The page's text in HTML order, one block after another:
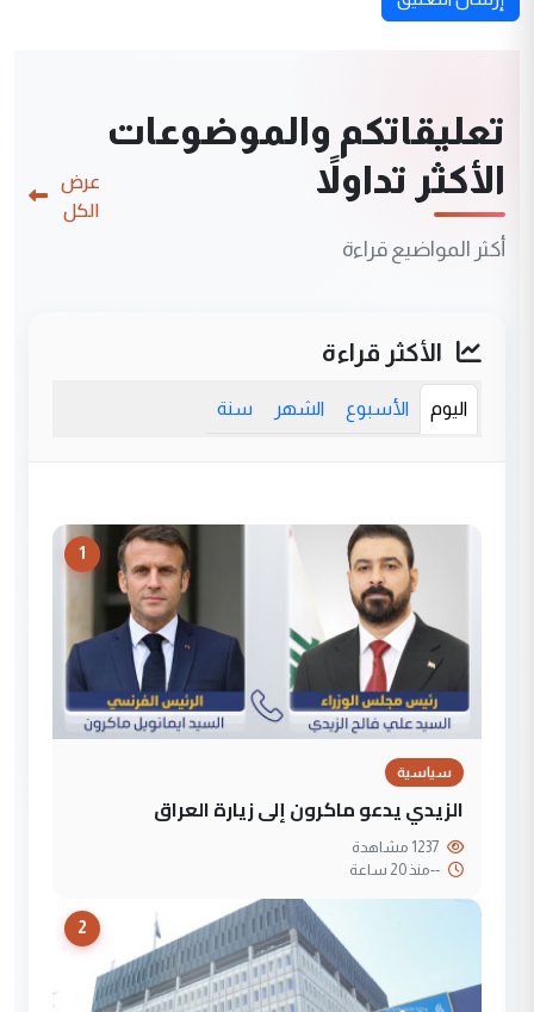
تعليقاتكم والموضوعات
الأكثر تداولاً
أكثر المواضيع قراءة
عرض
الكل
الأكثر قراءة
اليوم الأسبوع الشهر سنة
1
سياسية
الزيدي يدعو ماكرون إلى زيارة العراق
--منذ 20 ساعة
2